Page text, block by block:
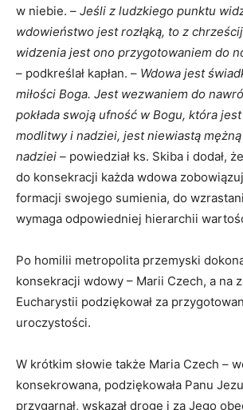
w niebie. – Jeśli z ludzkiego punktu
wdowieństwo jest rozłąką, to z
widzenia jest ono przygotowaniem do
– podkreślał kapłan. – Wdowa jest
miłości Boga. Jest wezwaniem do
pokłada swoją ufność w Bogu, która
modlitwy i nadziei, jest niewiastą
nadziei – powiedział ks. Skiba i dodał,
do konsekracji każda wdowa
formacji swojego sumienia, do
wymaga odpowiedniej hierarchii
Po homilii metropolita przemyski
konsekracji wdowy – Marii Czech, a na
Eucharystii podziękował za
uroczystości.
W krótkim słowie także Maria Czech –
konsekrowana, podziękowała Panu
przygarnął, wskazał drogę i za Jego